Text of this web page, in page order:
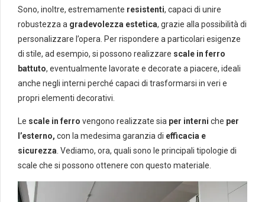
Sono, inoltre, estremamente resistenti, capaci di unire
robustezza a gradevolezza estetica, grazie alla possibilità di
personalizzare l’opera. Per rispondere a particolari esigenze
di stile, ad esempio, si possono realizzare scale in ferro
battuto, eventualmente lavorate e decorate a piacere, ideali
anche negli interni perché capaci di trasformarsi in veri e
propri elementi decorativi.
Le scale in ferro vengono realizzate sia per interni che per
l’esterno, con la medesima garanzia di efficacia e
sicurezza . Vediamo, ora, quali sono le principali tipologie di
scale che si possono ottenere con questo materiale.